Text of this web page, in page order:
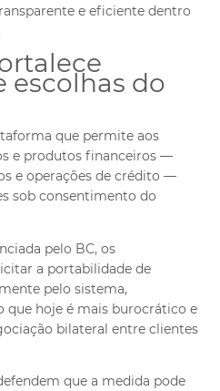
e eficiente dentro
escolhas do
que permite aos
e produtos financeiros —
e operações de crédito —
sob consentimento do
pelo BC, os
a portabilidade de
pelo sistema,
hoje é mais burocrático e
bilateral entre clientes
que a medida pode